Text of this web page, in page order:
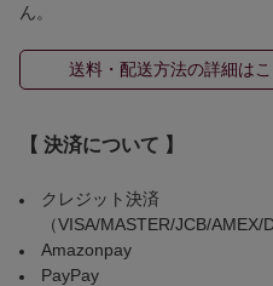
ん。
送料・配送方法の詳細は
【 決済について 】
クレジット決済
（VISA/MASTER/JCB/AMEX/
Amazonpay
PayPay